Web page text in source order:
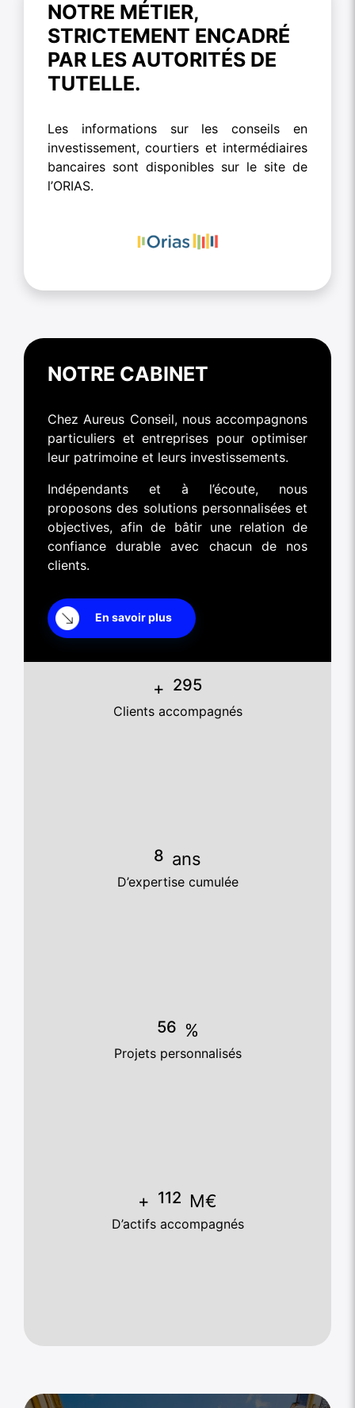
NOTRE MÉTIER,
STRICTEMENT ENCADRÉ
PAR LES AUTORITÉS DE
TUTELLE.
Les informations sur les conseils en
investissement, courtiers et intermédiaires
bancaires sont disponibles sur le site de
l’ORIAS.
NOTRE CABINET
Chez Aureus Conseil, nous accompagnons
particuliers et entreprises pour optimiser
leur patrimoine et leurs investissements.
Indépendants et à l’écoute, nous
proposons des solutions personnalisées et
objectives, afin de bâtir une relation de
confiance durable avec chacun de nos
clients.
En savoir plus
+ 377
Clients accompagnés
10 ans
D’expertise cumulée
72 %
Projets personnalisés
+ 145 M€
D’actifs accompagnés